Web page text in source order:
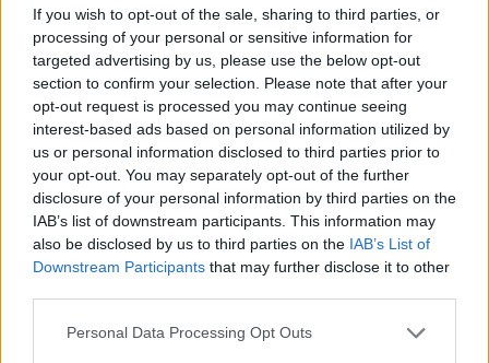
If you wish to opt-out of the sale, sharing to third parties, or
processing of your personal or sensitive information for
targeted advertising by us, please use the below opt-out
section to confirm your selection. Please note that after your
opt-out request is processed you may continue seeing
interest-based ads based on personal information utilized by
us or personal information disclosed to third parties prior to
your opt-out. You may separately opt-out of the further
disclosure of your personal information by third parties on the
IAB’s list of downstream participants. This information may
also be disclosed by us to third parties on the IAB’s List of
Downstream Participants that may further disclose it to other
Personal Data Processing Opt Outs
00:10, 00:55 y 01:40 horas, al tiempo que desde el
Puerto, las salidas son a las 21:26, 21:42, 22:45, 23:25,
00:10, 00:55 y 01:40 horas. La línea 47, desde el Puerto,
cuenta con los últimos servicios a las 21:20, 22:10,
23:30 y 01:10 horas; desde Tamaraceite, a las 21:05 y
00:20 horas. La información esquematizada se puede
encontrar en la tabla de horarios adjunta.
En relación a las modificaciones horarias durante la
Navidad, Guaguas Municipales informa que la Línea 25
(Auditorio-Campus Universitario) prestará desde hoy
viernes 23 de diciembre hasta el 8 de enero, inclusive,
servicio únicamente desde el Auditorio y la terminal de
Guiniguada. Mientras, la Línea 48 suspende el servicio
con el reinicio de las clases en el Campus de Tafira, las